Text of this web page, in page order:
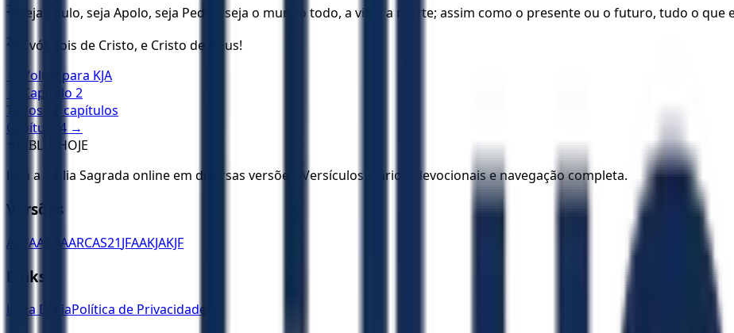
22 seja Paulo, seja Apolo, seja Pedro, seja o mundo todo, a vida, a morte; assim como o presente ou o futuro, tudo o que
23
e vós sois de Cristo, e Cristo de Deus!
← Voltar para KJA
← Capítulo 2
Todos os capítulos
Capítulo
4 →
BÍBLIA HOJE
Leia a Bíblia Sagrada online em diversas versões. Versículos diários, devocionais e navegação completa.
Versões
ACFAA ARAARCAS21JFAAKJAKJF
Links
Ler a BíbliaPolítica de Privacidade